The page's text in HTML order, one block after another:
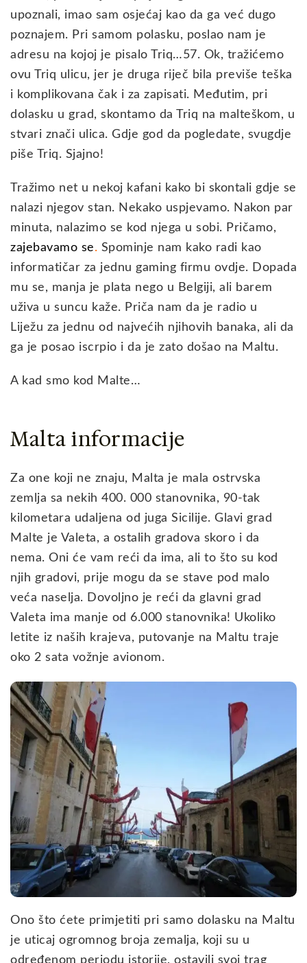
upoznali, imao sam osjećaj kao da ga već dugo
poznajem. Pri samom polasku, poslao nam je
adresu na kojoj je pisalo Triq…57. Ok, tražićemo
ovu Triq ulicu, jer je druga riječ bila previše teška
i komplikovana čak i za zapisati. Međutim, pri
dolasku u grad, skontamo da Triq na malteškom, u
stvari znači ulica. Gdje god da pogledate, svugdje
piše Triq. Sjajno!
Tražimo net u nekoj kafani kako bi skontali gdje se
nalazi njegov stan. Nekako uspjevamo. Nakon par
minuta, nalazimo se kod njega u sobi. Pričamo,
zajebavamo se. Spominje nam kako radi kao
informatičar za jednu gaming firmu ovdje. Dopada
mu se, manja je plata nego u Belgiji, ali barem
uživa u suncu kaže. Priča nam da je radio u
Liježu za jednu od najvećih njihovih banaka, ali da
ga je posao iscrpio i da je zato došao na Maltu.
A kad smo kod Malte…
Malta informacije
Za one koji ne znaju, Malta je mala ostrvska
zemlja sa nekih 400. 000 stanovnika, 90-tak
kilometara udaljena od juga Sicilije. Glavi grad
Malte je Valeta, a ostalih gradova skoro i da
nema. Oni će vam reći da ima, ali to što su kod
njih gradovi, prije mogu da se stave pod malo
veća naselja. Dovoljno je reći da glavni grad
Valeta ima manje od 6.000 stanovnika! Ukoliko
letite iz naših krajeva, putovanje na Maltu traje
oko 2 sata vožnje avionom.
Ono što ćete primjetiti pri samo dolasku na Maltu
je uticaj ogromnog broja zemalja, koji su u
određenom periodu istorije, ostavili svoj trag